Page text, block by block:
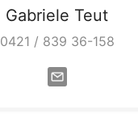
Gabriele Teut
0421 / 839 36-158